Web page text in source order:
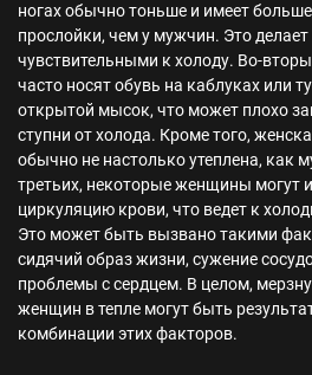
ногах обычно тоньше и имеет
прослойки, чем у мужчин. Это делает
чувствительными к холоду. Во-
часто носят обувь на каблуках или
открытой мысок, что может плохо
ступни от холода. Кроме того,
обычно не настолько утеплена, как
третьих, некоторые женщины могут
циркуляцию крови, что ведет к
Это может быть вызвано такими
сидячий образ жизни, сужение
проблемы с сердцем. В целом,
женщин в тепле могут быть
комбинации этих факторов.